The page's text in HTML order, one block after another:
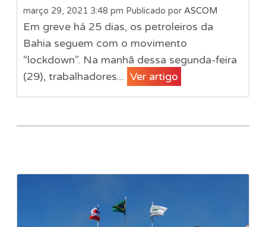
março 29, 2021 3:48 pm Publicado por ASCOM
Em greve há 25 dias, os petroleiros da
Bahia seguem com o movimento
“lockdown”. Na manhã dessa segunda-feira
(29), trabalhadores... Ver artigo